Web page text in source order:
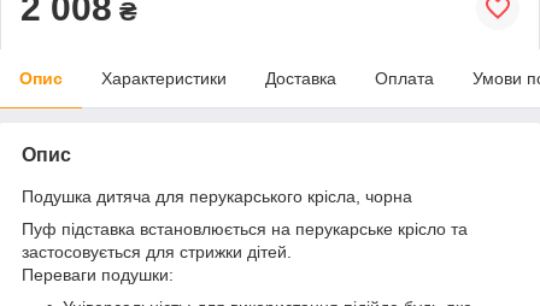
₴
Опис Характеристики Доставка Оплата Умови
Опис
Подушка дитяча для перукарського крісла, чорна
Пуф підставка встановлюється на перукарське крісло та
застосовується для стрижки дітей.
Переваги подушки: